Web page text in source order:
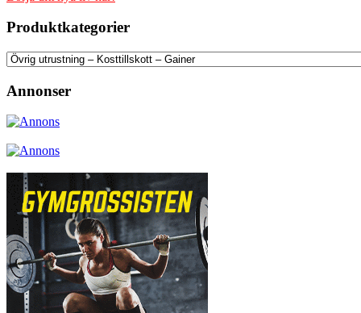
Produktkategorier
Annonser